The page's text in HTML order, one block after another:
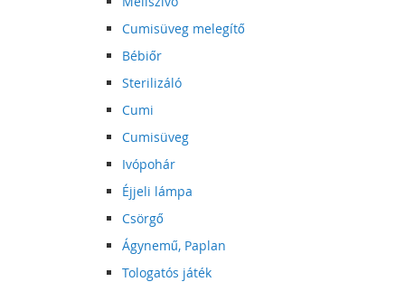
Cumisüveg melegítő
Bébiőr
Sterilizáló
Cumi
Cumisüveg
Ivópohár
Éjjeli lámpa
Csörgő
Ágynemű, Paplan
Tologatós játék